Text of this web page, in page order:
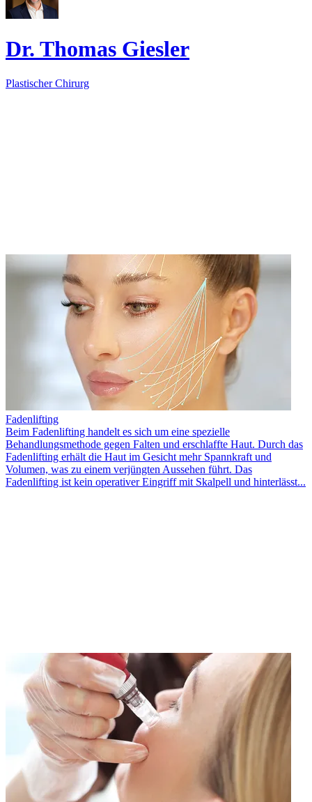
Dr. Thomas Giesler
Plastischer Chirurg
Fadenlifting
Beim Fadenlifting handelt es sich um eine spezielle
Behandlungsmethode gegen Falten und erschlaffte Haut. Durch das
Fadenlifting erhält die Haut im Gesicht mehr Spannkraft und
Volumen, was zu einem verjüngten Aussehen führt. Das
Fadenlifting ist kein operativer Eingriff mit Skalpell und hinterlässt...